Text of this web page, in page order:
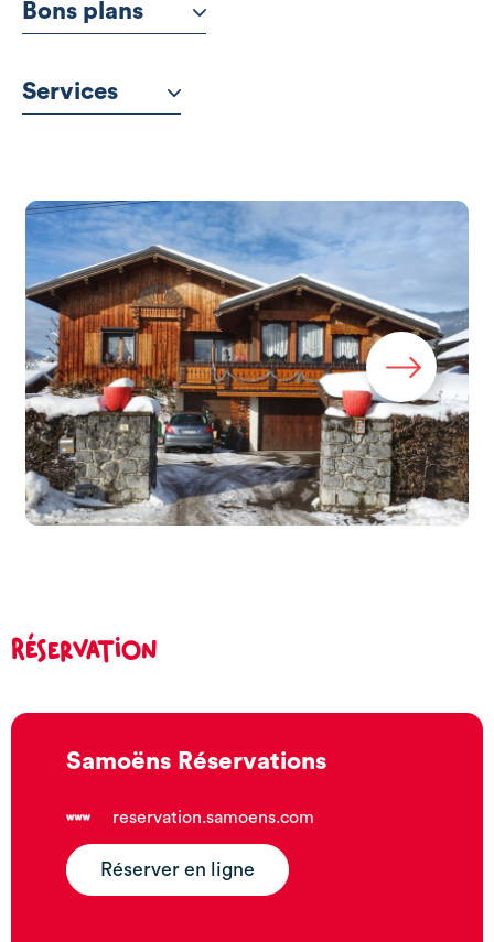
Bons plans
Services
Réservation
Samoëns Réservations
reservation.samoens.com
Réserver en ligne